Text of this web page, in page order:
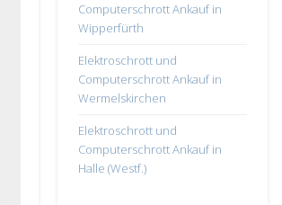
Computerschrott Ankauf in
Wipperfürth
Elektroschrott und
Computerschrott Ankauf in
Wermelskirchen
Elektroschrott und
Computerschrott Ankauf in
Halle (Westf.)